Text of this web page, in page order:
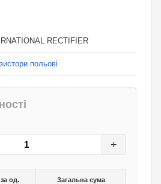
RECTIFIER
польові
+
од. Загальна сума